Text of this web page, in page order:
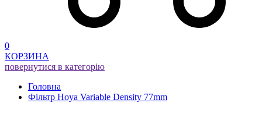
0
КОРЗИНА
повернутися в категорію
Головна
Фільтр Hoya Variable Density 77mm